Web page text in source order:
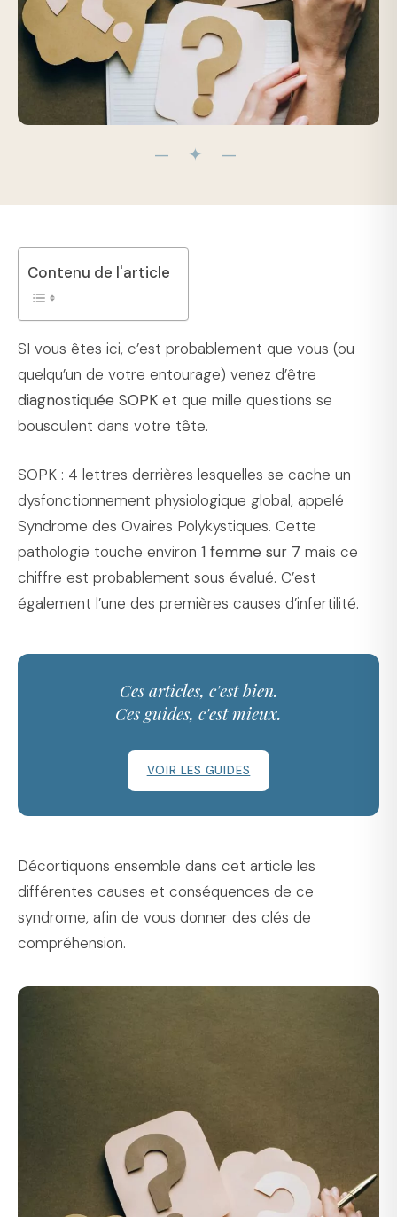
— ✦ —
Contenu de l'article
SI vous êtes ici, c’est probablement que vous (ou
quelqu’un de votre entourage) venez d’être
diagnostiquée SOPK et que mille questions se
bousculent dans votre tête.
SOPK : 4 lettres derrières lesquelles se cache un
dysfonctionnement physiologique global, appelé
Syndrome des Ovaires Polykystiques. Cette
pathologie touche environ 1 femme sur 7 mais ce
chiffre est probablement sous évalué. C’est
également l’une des premières causes d’infertilité.
Ces articles, c'est bien.
Ces guides, c'est mieux.
VOIR LES GUIDES
Décortiquons ensemble dans cet article les
différentes causes et conséquences de ce
syndrome, afin de vous donner des clés de
compréhension.